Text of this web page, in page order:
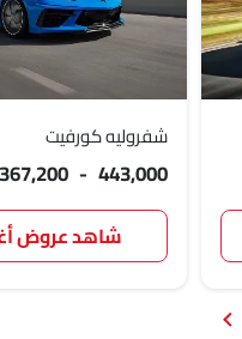
شفروليه كورفيت
367,200 - 443,000
شاهد عروض